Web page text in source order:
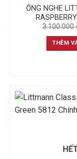
ỐNG NGHE
3.100.000
THÊM